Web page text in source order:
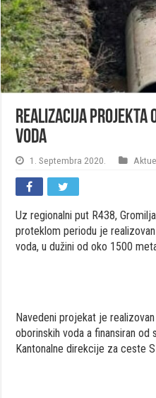
Realizacija projekta
voda
1. Septembra 2020.
Uz regionalni put R438,
proteklom periodu je
voda, u dužini od oko 1500
Navedeni projekat je
oborinskih voda a finansiran od
Kantonalne direkcije za ceste